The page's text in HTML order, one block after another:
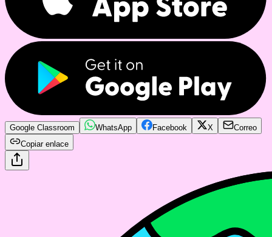
Google Classroom WhatsApp Facebook X
Correo
Copiar enlace